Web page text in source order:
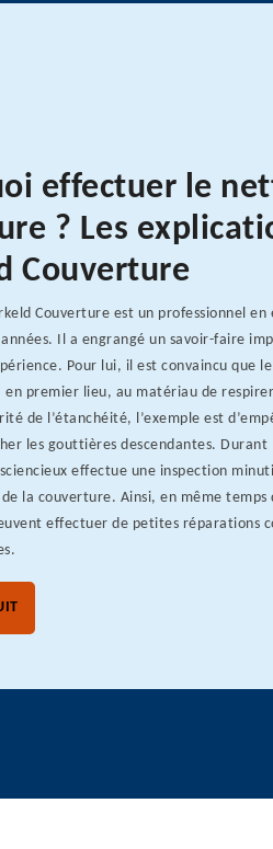
effectuer le
? Les
Couverture
Couverture est un professionnel en
Il a engrangé un savoir-faire
Pour lui, il est convaincu que
premier lieu, au matériau de
de l’étanchéité, l’exemple est
les gouttières descendantes.
effectue une inspection
la couverture. Ainsi, en même temps
effectuer de petites réparations